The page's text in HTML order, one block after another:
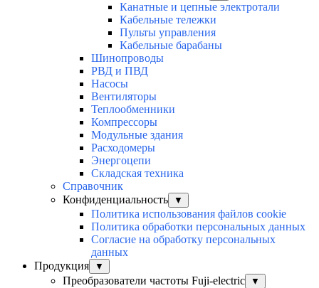
Канатные и цепные электротали
Кабельные тележки
Пульты управления
Кабельные барабаны
Шинопроводы
РВД и ПВД
Насосы
Вентиляторы
Теплообменники
Компрессоры
Модульные здания
Расходомеры
Энергоцепи
Складская техника
Справочник
Конфиденциальность
▼
Политика использования файлов cookie
Политика обработки персональных данных
Согласие на обработку персональных
данных
Продукция
▼
Преобразователи частоты Fuji-electric ▼